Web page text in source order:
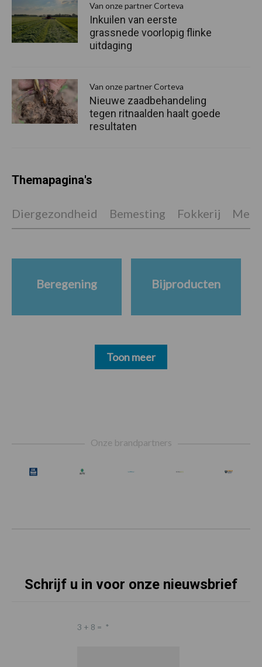
Van onze partner Corteva
Inkuilen van eerste
grassnede voorlopig flinke
uitdaging
Van onze partner Corteva
Nieuwe zaadbehandeling
tegen ritnaalden haalt goede
resultaten
Themapagina's
Diergezondheid Bemesting Fokkerij
Beregening Bijproducten
Toon meer
Onze brandpartners
Schrijf u in voor onze nieuwsbrief
3 + 8 = *